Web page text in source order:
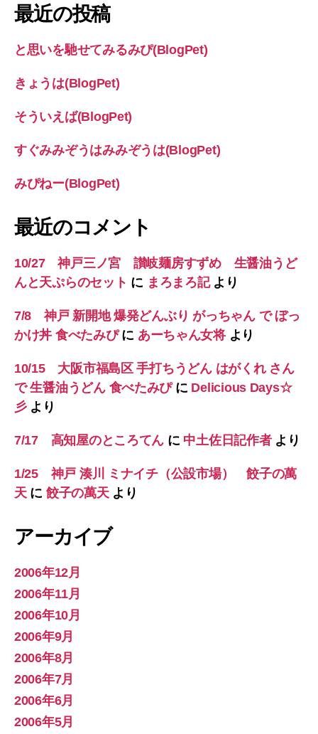
象:
最近の投稿
と思いを馳せてみるみぴ(BlogPet)
きょうは(BlogPet)
そういえば(BlogPet)
すぐみみぞうはみみぞうは(BlogPet)
みぴねー(BlogPet)
最近のコメント
10/27 神戸三ノ宮 讃岐麺房すずめ 生醤油うど
んと天ぷらのセット に まろまろ記より
7/8 神戸 新開地 爆発どんぶり がっちゃん で ぼっ
かけ丼 食べたみぴに あーちゃん女将より
10/15 大阪市福島区 手打ちうどん はがくれ さん
で 生醤油うどん 食べたみぴに Delicious Days☆
彡より
7/17 高知屋のところてん に 中土佐日記作者より
1/25 神戸 湊川 ミナイチ（公設市場） 餃子の萬
天に 餃子の萬天より
アーカイブ
2006年12月
2006年11月
2006年10月
2006年9月
2006年8月
2006年7月
2006年6月
2006年5月